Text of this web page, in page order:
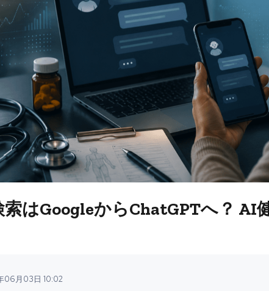
索はGoogleからChatGPTへ？ AI
06月03日 10:02